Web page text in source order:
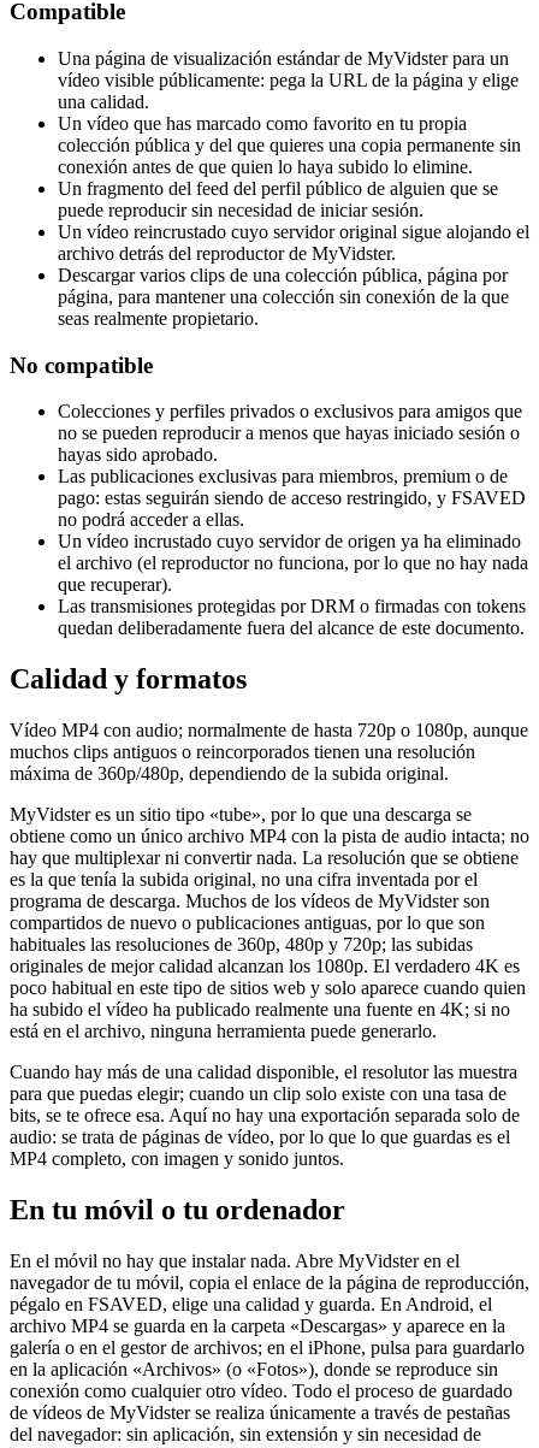
Compatible
Una página de visualización estándar de MyVidster para un
vídeo visible públicamente: pega la URL de la página y elige
una calidad.
Un vídeo que has marcado como favorito en tu propia
colección pública y del que quieres una copia permanente sin
conexión antes de que quien lo haya subido lo elimine.
Un fragmento del feed del perfil público de alguien que se
puede reproducir sin necesidad de iniciar sesión.
Un vídeo reincrustado cuyo servidor original sigue alojando el
archivo detrás del reproductor de MyVidster.
Descargar varios clips de una colección pública, página por
página, para mantener una colección sin conexión de la que
seas realmente propietario.
No compatible
Colecciones y perfiles privados o exclusivos para amigos que
no se pueden reproducir a menos que hayas iniciado sesión o
hayas sido aprobado.
Las publicaciones exclusivas para miembros, premium o de
pago: estas seguirán siendo de acceso restringido, y FSAVED
no podrá acceder a ellas.
Un vídeo incrustado cuyo servidor de origen ya ha eliminado
el archivo (el reproductor no funciona, por lo que no hay nada
que recuperar).
Las transmisiones protegidas por DRM o firmadas con tokens
quedan deliberadamente fuera del alcance de este documento.
Calidad y formatos
Vídeo MP4 con audio; normalmente de hasta 720p o 1080p, aunque
muchos clips antiguos o reincorporados tienen una resolución
máxima de 360p/480p, dependiendo de la subida original.
MyVidster es un sitio tipo «tube», por lo que una descarga se
obtiene como un único archivo MP4 con la pista de audio intacta; no
hay que multiplexar ni convertir nada. La resolución que se obtiene
es la que tenía la subida original, no una cifra inventada por el
programa de descarga. Muchos de los vídeos de MyVidster son
compartidos de nuevo o publicaciones antiguas, por lo que son
habituales las resoluciones de 360p, 480p y 720p; las subidas
originales de mejor calidad alcanzan los 1080p. El verdadero 4K es
poco habitual en este tipo de sitios web y solo aparece cuando quien
ha subido el vídeo ha publicado realmente una fuente en 4K; si no
está en el archivo, ninguna herramienta puede generarlo.
Cuando hay más de una calidad disponible, el resolutor las muestra
para que puedas elegir; cuando un clip solo existe con una tasa de
bits, se te ofrece esa. Aquí no hay una exportación separada solo de
audio: se trata de páginas de vídeo, por lo que lo que guardas es el
MP4 completo, con imagen y sonido juntos.
En tu móvil o tu ordenador
En el móvil no hay que instalar nada. Abre MyVidster en el
navegador de tu móvil, copia el enlace de la página de reproducción,
pégalo en FSAVED, elige una calidad y guarda. En Android, el
archivo MP4 se guarda en la carpeta «Descargas» y aparece en la
galería o en el gestor de archivos; en el iPhone, pulsa para guardarlo
en la aplicación «Archivos» (o «Fotos»), donde se reproduce sin
conexión como cualquier otro vídeo. Todo el proceso de guardado
de vídeos de MyVidster se realiza únicamente a través de pestañas
del navegador: sin aplicación, sin extensión y sin necesidad de